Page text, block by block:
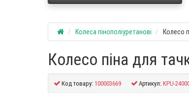
Колеса пінополіуретанові Колесо
Колесо піна для
Код товару:100003669 Артикул:KPU-